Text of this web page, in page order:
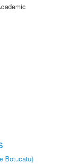
Botucatu)